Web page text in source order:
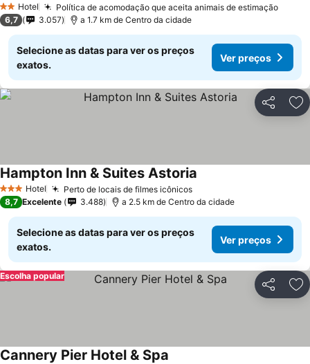
2 Estrelas
Hotel Política de acomodação que aceita animais de estimação
6,7 3.057 a 1.7 km de Centro da cidade
Selecione as datas para ver os preços
exatos.
Ver preços
Partilhar
3 EstrelasHotel Perto de locais de filmes icônicos
Hampton Inn & Suites Astoria
8,7 Excelente 3.488 a 2.5 km de Centro da cidade
Selecione as datas para ver os preços
exatos.
Ver preços
Partilhar
Escolha popular
Cannery Pier Hotel & Spa